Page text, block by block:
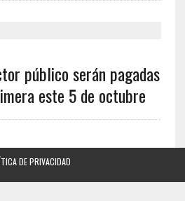
público serán pagadas
este 5 de octubre
DE PRIVACIDAD